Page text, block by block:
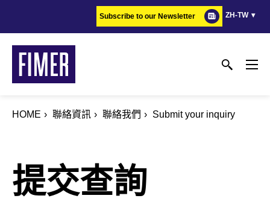
content
Subscribe to our Newsletter ZH-TW
HOME 聯絡資訊 聯絡我們 Submit your inquiry
提交查詢